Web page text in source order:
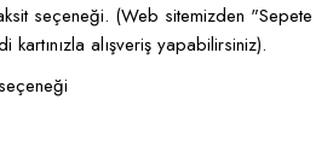
seçeneği. (Web sitemizden "Sepete
alışveriş yapabilirsiniz).